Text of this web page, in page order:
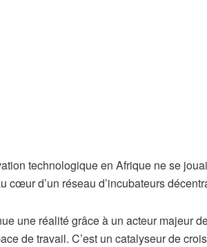
technologique en Afrique ne se
cœur d’un réseau d’incubateurs
une réalité grâce à un acteur majeur
de travail. C’est un catalyseur de